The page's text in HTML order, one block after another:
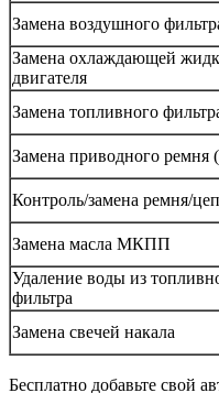
Замена воздушного
Замена охлаждающей
двигателя
Замена топливного
Замена приводного ремня
Контроль/замена ремня/
Замена масла МКПП
Удаление воды из
фильтра
Замена свечей накала
Бесплатно добавьте свой